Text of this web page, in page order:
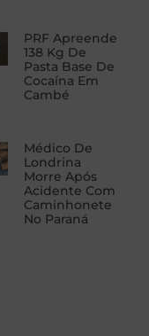
PRF Apreende
138 Kg De
Pasta Base De
Cocaína Em
Cambé
Médico De
Londrina
Morre Após
Acidente Com
Caminhonete
No Paraná